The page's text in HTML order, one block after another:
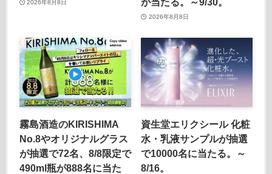
2026年8月8日
2026年8月8日
霧島酒造のKIRISHIMA
No.8やオリジナルグラス
が抽選で72名、8/8限定で
490ml瓶が888名に当た
資生堂エリクシール 化粧
水・乳液サンプルが抽選
で10000名に当たる。～
8/16。